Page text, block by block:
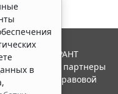
в
Система ГАРАНТ
"Гарант" и ее партнеры
ассоциации правовой